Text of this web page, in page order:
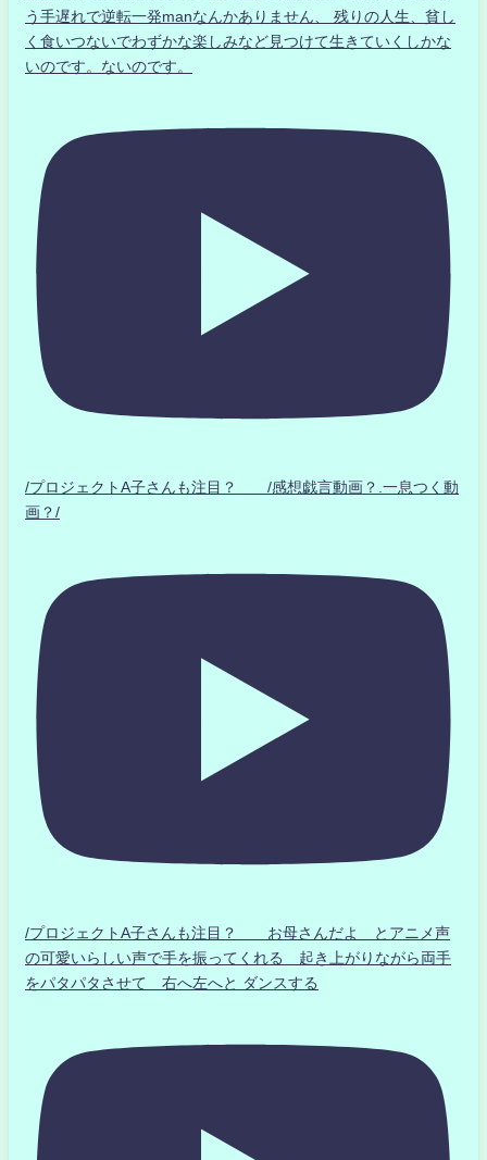
う手遅れで逆転一発manなんかありません、 残りの人生、貧し
く食いつないでわずかな楽しみなど見つけて生きていくしかな
いのです。ないのです。
/プロジェクトA子さんも注目？ /感想戯言動画？.一息つく動
画？/
/プロジェクトA子さんも注目？ お母さんだよ とアニメ声
の可愛いらしい声で手を振ってくれる 起き上がりながら両手
をパタパタさせて 右へ左へと ダンスする